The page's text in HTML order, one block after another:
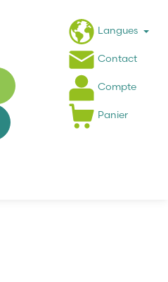
Langues
Contact
Compte
Panier